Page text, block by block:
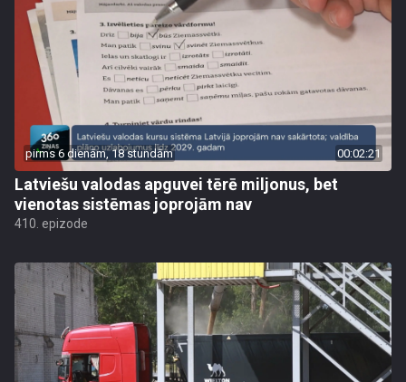
pirms 6 dienām, 18 stundām 00:02:21
Latviešu valodas apguvei tērē miljonus, bet
vienotas sistēmas joprojām nav
410. epizode